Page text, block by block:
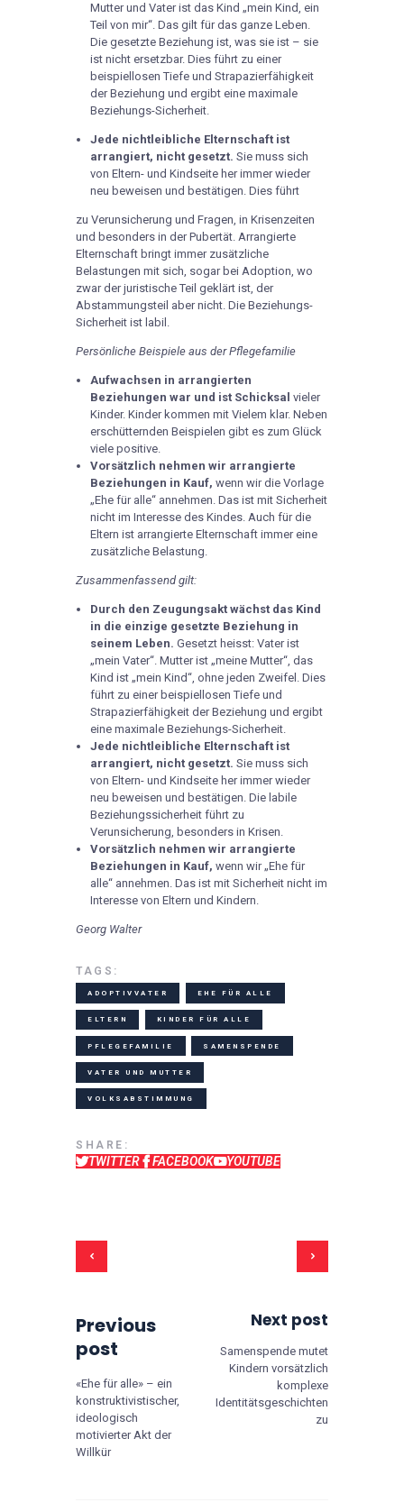
Mutter und Vater ist das Kind „mein Kind, ein
Teil von mir“. Das gilt für das ganze Leben.
Die gesetzte Beziehung ist, was sie ist – sie
ist nicht ersetzbar. Dies führt zu einer
beispiellosen Tiefe und Strapazierfähigkeit
der Beziehung und ergibt eine maximale
Beziehungs-Sicherheit.
Jede nichtleibliche Elternschaft ist
arrangiert, nicht gesetzt. Sie muss sich
von Eltern- und Kindseite her immer wieder
neu beweisen und bestätigen. Dies führt
zu Verunsicherung und Fragen, in Krisenzeiten
und besonders in der Pubertät. Arrangierte
Elternschaft bringt immer zusätzliche
Belastungen mit sich, sogar bei Adoption, wo
zwar der juristische Teil geklärt ist, der
Abstammungsteil aber nicht. Die Beziehungs-
Sicherheit ist labil.
Persönliche Beispiele aus der Pflegefamilie
Aufwachsen in arrangierten
Beziehungen war und ist Schicksal vieler
Kinder. Kinder kommen mit Vielem klar. Neben
erschütternden Beispielen gibt es zum Glück
viele positive.
Vorsätzlich nehmen wir arrangierte
Beziehungen in Kauf, wenn wir die Vorlage
„Ehe für alle“ annehmen. Das ist mit Sicherheit
nicht im Interesse des Kindes. Auch für die
Eltern ist arrangierte Elternschaft immer eine
zusätzliche Belastung.
Zusammenfassend gilt:
Durch den Zeugungsakt wächst das Kind
in die einzige gesetzte Beziehung in
seinem Leben. Gesetzt heisst: Vater ist
„mein Vater“. Mutter ist „meine Mutter“, das
Kind ist „mein Kind“, ohne jeden Zweifel. Dies
führt zu einer beispiellosen Tiefe und
Strapazierfähigkeit der Beziehung und ergibt
eine maximale Beziehungs-Sicherheit.
Jede nichtleibliche Elternschaft ist
arrangiert, nicht gesetzt. Sie muss sich
von Eltern- und Kindseite her immer wieder
neu beweisen und bestätigen. Die labile
Beziehungssicherheit führt zu
Verunsicherung, besonders in Krisen.
Vorsätzlich nehmen wir arrangierte
Beziehungen in Kauf, wenn wir „Ehe für
alle“ annehmen. Das ist mit Sicherheit nicht im
Interesse von Eltern und Kindern.
Georg Walter
TAGS:
ADOPTIVVATER EHE FÜR ALLE
ELTERN KINDER FÜR ALLE
PFLEGEFAMILIE SAMENSPENDE
VATER UND MUTTER
VOLKSABSTIMMUNG
SHARE:
TWITTER FACEBOOK YOUTUBE
Previous
post
«Ehe für alle» – ein
konstruktivistischer,
ideologisch
motivierter Akt der
Willkür
Next post
Samenspende mutet
Kindern vorsätzlich
komplexe
Identitätsgeschichten
zu